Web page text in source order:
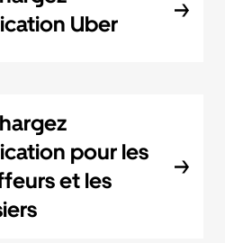
Uber
pour les
et les